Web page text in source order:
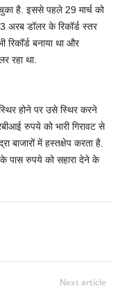
है. इससे पहले 29 मार्च को
डॉलर के रिकॉर्ड स्तर
रिकॉर्ड बनाया था और
रहा था.
होने पर उसे स्थिर करने
रुपये को भारी गिरावट से
बाजारों में हस्तक्षेप करता है.
के पास रुपये को सहारा देने के
Next article